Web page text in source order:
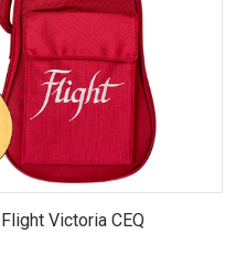
Victoria CEQ